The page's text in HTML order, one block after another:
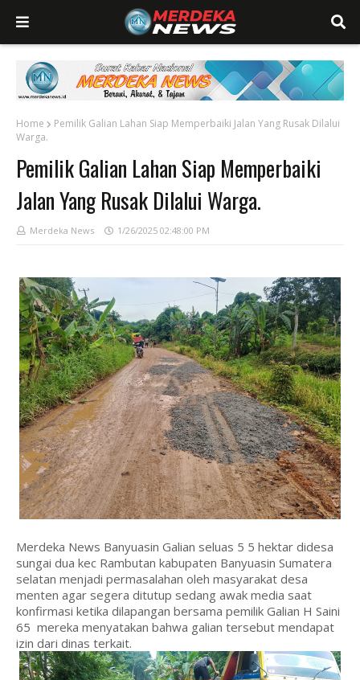
Home
Pemilik Galian Lahan Siap Memperbaiki Jalan Yang Rusak Dilalui
Warga.
Pemilik Galian Lahan Siap Memperbaiki
Jalan Yang Rusak Dilalui Warga.
Merdeka News 1/26/2025 02:48:00 PM
Merdeka News Banyuasin Galian seluas 5 5 hektar didesa
sungai dua kec Rambutan kabupaten Banyuasin Sumatera
selatan menjadi permasalahan oleh masyarakat desa
menten agar segera ditutup sedang awak media saat
konfirmasi ketika dilapangan bersama pemilik Galian H Saini
65 mereka menyatakan bahwa galian tersebut mendapat
izin dari dinas terkait.